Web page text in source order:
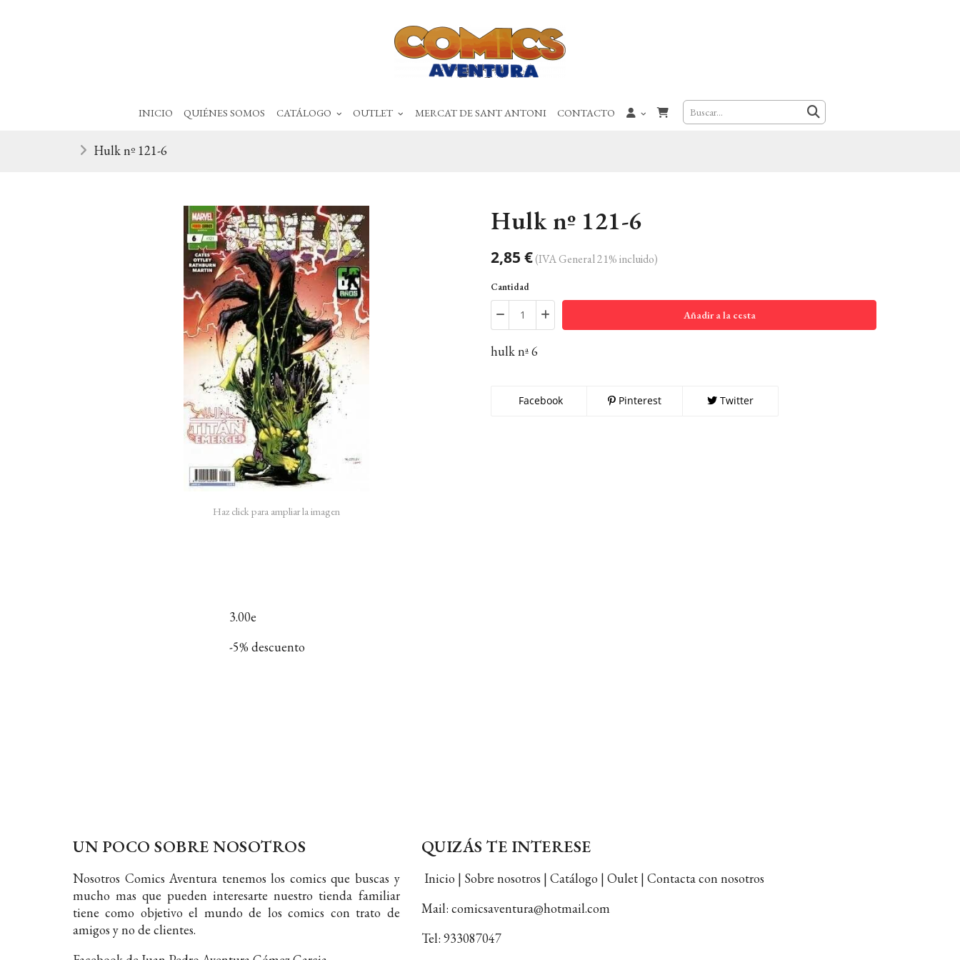
INICIO QUIÉNES SOMOS CATÁLOGO OUTLET MERCAT DE SANT ANTONI CONTACTO
Hulk nº 121-6
Haz click para ampliar la imagen
Hulk nº 121-6
2,85 €(IVA General 21% incluido)
Cantidad
Añadir a la cesta
hulk nª 6
Facebook Pinterest Twitter
3.00e
-5% descuento
UN POCO SOBRE NOSOTROS
Nosotros Comics Aventura tenemos los comics que buscas y
mucho mas que pueden interesarte nuestro tienda familiar
tiene como objetivo el mundo de los comics con trato de
amigos y no de clientes.
QUIZÁS TE INTERESE
Inicio | Sobre nosotros | Catálogo | Oulet | Contacta con nosotros
Mail: comicsaventura@hotmail.com
Tel: 933087047